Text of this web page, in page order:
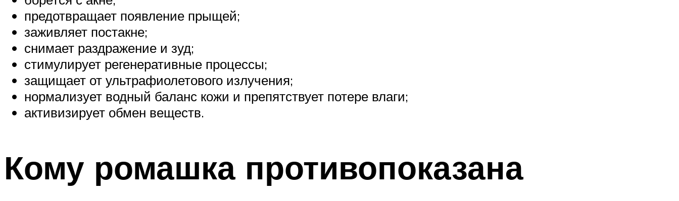
предотвращает появление прыщей;
заживляет постакне;
снимает раздражение и зуд;
стимулирует регенеративные процессы;
защищает от ультрафиолетового излучения;
нормализует водный баланс кожи и препятствует потере влаги;
активизирует обмен веществ.
Кому ромашка противопоказана